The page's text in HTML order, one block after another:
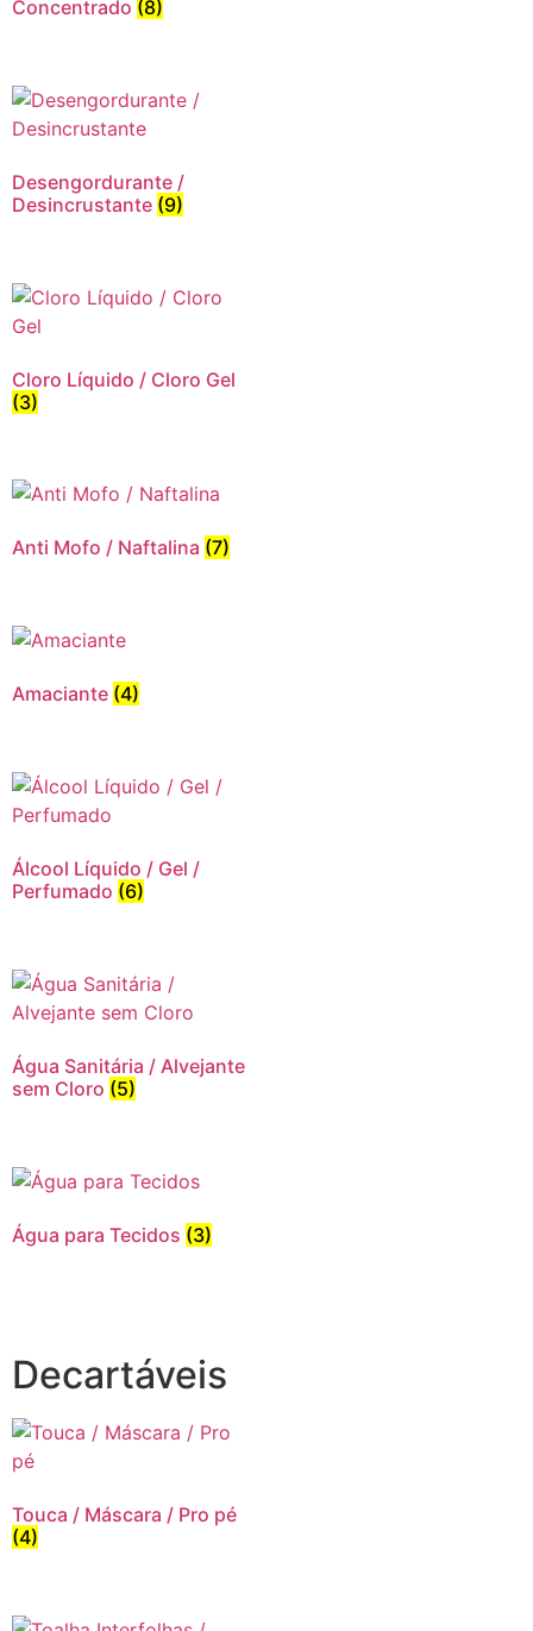
Concentrado (8)
Desengordurante /
Desincrustante (9)
Cloro Líquido / Cloro Gel
(3)
Anti Mofo / Naftalina (7)
Amaciante (4)
Álcool Líquido / Gel /
Perfumado (6)
Água Sanitária / Alvejante
sem Cloro (5)
Água para Tecidos (3)
Decartáveis
Touca / Máscara / Pro pé
(4)